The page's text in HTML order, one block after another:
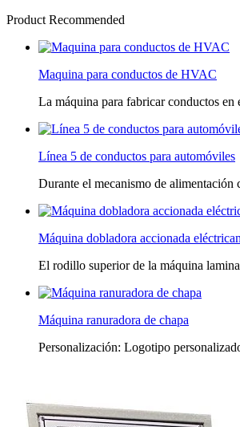
Product Recommended
Maquina para conductos de HVAC
La máquina para fabricar conductos en
Línea 5 de conductos para automóviles
Durante el mecanismo de alimentación
Máquina dobladora accionada
El rodillo superior de la máquina
Máquina ranuradora de chapa
Personalización: Logotipo